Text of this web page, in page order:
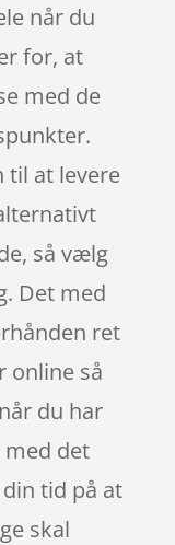
når du
for, at
med de
til at levere
så vælg
Det med
ret
online så
du har
det
tid på at
skal